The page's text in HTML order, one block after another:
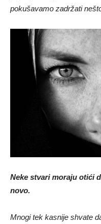
pokušavamo zadržati
Neke stvari moraju otići
novo.
Mnogi tek kasnije shvate